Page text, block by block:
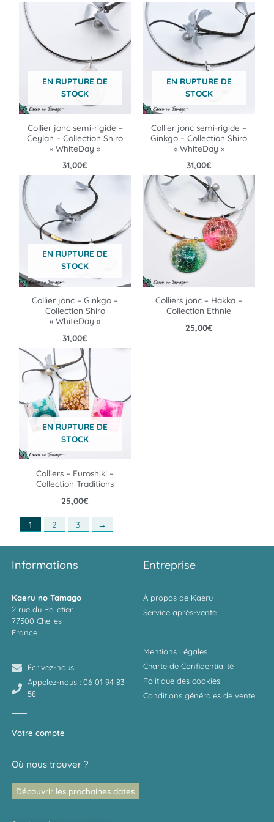
EN RUPTURE DE
STOCK
Collier jonc semi-rigide –
Ceylan – Collection Shiro
« WhiteDay »
31,00€
EN RUPTURE DE
STOCK
Collier jonc semi-rigide –
Ginkgo – Collection Shiro
« WhiteDay »
31,00€
EN RUPTURE DE
STOCK
Collier jonc – Ginkgo –
Collection Shiro
« WhiteDay »
31,00€
Colliers jonc – Hakka –
Collection Ethnie
25,00€
EN RUPTURE DE
STOCK
Colliers – Furoshiki –
Collection Traditions
25,00€
1 2 3 →
Informations
Kaeru no Tamago
2 rue du Pelletier
77500 Chelles
France
Écrivez-nous
Appelez-nous : 06 01 94 83
58
Votre compte
Entreprise
À propos de Kaeru
Service après-vente
Mentions Légales
Charte de Confidentialité
Politique des cookies
Conditions générales de vente
Où nous trouver ?
Découvrir les prochaines dates